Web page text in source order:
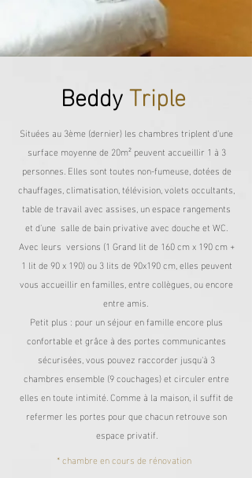
BeddyTriple
Situées au 3ème (dernier) les chambres triplent d'une
surface moyenne de 20m² peuvent accueillir 1 à 3
personnes. Elles sont toutes non-fumeuse, dotées de
chauffages, climatisation, télévision, volets occultants,
table de travail avec assises, un espace rangements
et d'une salle de bain privative avec douche et WC.
Avec leurs versions (1 Grand lit de 160 cm x 190 cm +
1 lit de 90 x 190) ou 3 lits de 90x190 cm, elles peuvent
vous accueillir en familles, entre collègues, ou encore
entre amis.
Petit plus : pour un séjour en famille encore plus
confortable et grâce à des portes communicantes
sécurisées, vous pouvez raccorder jusqu'à 3
chambres ensemble (9 couchages) et circuler entre
elles en toute intimité. Comme à la maison, il suffit de
refermer les portes pour que chacun retrouve son
espace privatif.
* chambre en cours de rénovation